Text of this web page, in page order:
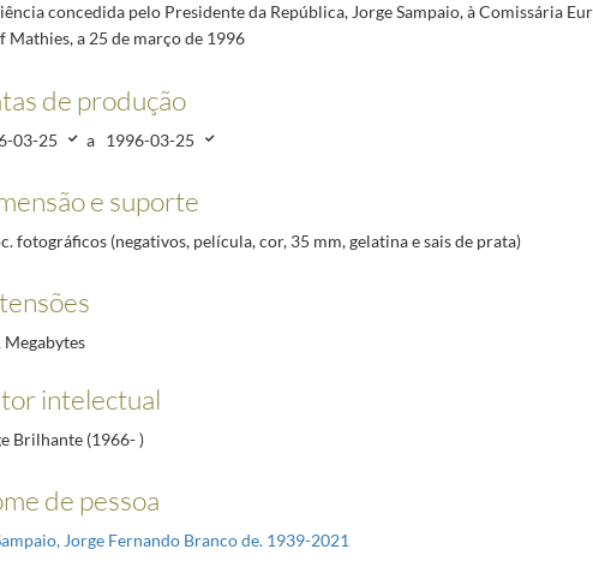
| Wine and History, Festa Pombalina, sendo homenageado como Cidadão Honorário de São
concedida pelo Presidente da República, Jorge Sampaio, à Comissária
Mathies, a 25 de março de 1996
de produção
03-25 a 1996-03-25
e suporte
fotográficos (negativos, película, cor, 35 mm, gelatina e sais de prata)
Megabytes
intelectual
Brilhante (1966- )
de pessoa
Jorge Fernando Branco de. 1939-2021